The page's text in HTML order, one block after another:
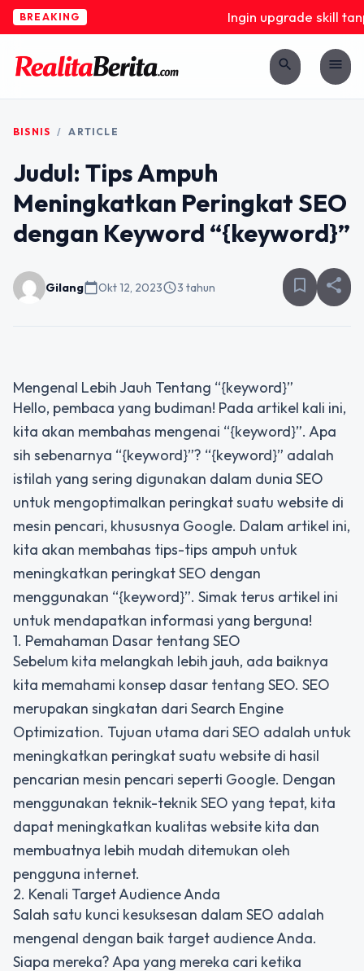
BREAKING Ingin upgrade skill
search menu
BISNIS / ARTICLE
Judul: Tips Ampuh
Meningkatkan Peringkat SEO
dengan Keyword “{keyword}”
Gilangcalendar_todayOkt 12, 2023schedule3 tahun bookmark_border share
Mengenal Lebih Jauh Tentang “{keyword}”
Hello, pembaca yang budiman! Pada artikel kali ini,
kita akan membahas mengenai “{keyword}”. Apa
sih sebenarnya “{keyword}”? “{keyword}” adalah
istilah yang sering digunakan dalam dunia SEO
untuk mengoptimalkan peringkat suatu website di
mesin pencari, khususnya Google. Dalam artikel ini,
kita akan membahas tips-tips ampuh untuk
meningkatkan peringkat SEO dengan
menggunakan “{keyword}”. Simak terus artikel ini
untuk mendapatkan informasi yang berguna!
1. Pemahaman Dasar tentang SEO
Sebelum kita melangkah lebih jauh, ada baiknya
kita memahami konsep dasar tentang SEO. SEO
merupakan singkatan dari Search Engine
Optimization. Tujuan utama dari SEO adalah untuk
meningkatkan peringkat suatu website di hasil
pencarian mesin pencari seperti Google. Dengan
menggunakan teknik-teknik SEO yang tepat, kita
dapat meningkatkan kualitas website kita dan
membuatnya lebih mudah ditemukan oleh
pengguna internet.
2. Kenali Target Audience Anda
Salah satu kunci kesuksesan dalam SEO adalah
mengenal dengan baik target audience Anda.
Siapa mereka? Apa yang mereka cari ketika